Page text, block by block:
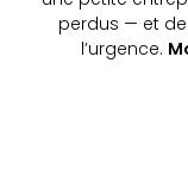
perdus — et
l’urgence.